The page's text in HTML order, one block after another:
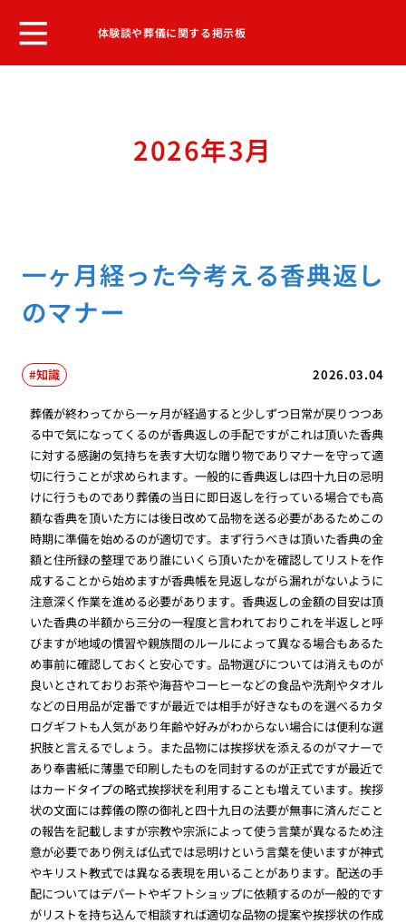
体験談や葬儀に関する掲示板
2026年3月
一ヶ月経った今考える香典返し
のマナー
2026.03.04
知識
葬儀が終わってから一ヶ月が経過すると少しずつ日常が戻りつつあ
る中で気になってくるのが香典返しの手配ですがこれは頂いた香典
に対する感謝の気持ちを表す大切な贈り物でありマナーを守って適
切に行うことが求められます。一般的に香典返しは四十九日の忌明
けに行うものであり葬儀の当日に即日返しを行っている場合でも高
額な香典を頂いた方には後日改めて品物を送る必要があるためこの
時期に準備を始めるのが適切です。まず行うべきは頂いた香典の金
額と住所録の整理であり誰にいくら頂いたかを確認してリストを作
成することから始めますが香典帳を見返しながら漏れがないように
注意深く作業を進める必要があります。香典返しの金額の目安は頂
いた香典の半額から三分の一程度と言われておりこれを半返しと呼
びますが地域の慣習や親族間のルールによって異なる場合もあるた
め事前に確認しておくと安心です。品物選びについては消えものが
良いとされておりお茶や海苔やコーヒーなどの食品や洗剤やタオル
などの日用品が定番ですが最近では相手が好きなものを選べるカタ
ログギフトも人気があり年齢や好みがわからない場合には便利な選
択肢と言えるでしょう。また品物には挨拶状を添えるのがマナーで
あり奉書紙に薄墨で印刷したものを同封するのが正式ですが最近で
はカードタイプの略式挨拶状を利用することも増えています。挨拶
状の文面には葬儀の際の御礼と四十九日の法要が無事に済んだこと
の報告を記載しますが宗教や宗派によって使う言葉が異なるため注
意が必要であり例えば仏式では忌明けという言葉を使いますが神式
やキリスト教式では異なる表現を用いることがあります。配送の手
配についてはデパートやギフトショップに依頼するのが一般的です
がリストを持ち込んで相談すれば適切な品物の提案や挨拶状の作成